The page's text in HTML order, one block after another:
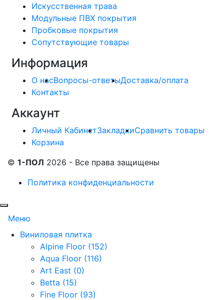
Искусственная трава
Модульные ПВХ покрытия
Пробковые покрытия
Сопутствующие товары
Информация
О насВопросы-ответыДоставка/оплата
Контакты
Аккаунт
Личный КабинетЗакладкиСравнить товары
Корзина
© 1-ПОЛ 2026 - Все права защищены
Политика конфиденциальности
Меню
Виниловая плитка
Alpine Floor (152)
Aqua Floor (116)
Art East (0)
Betta (15)
Fine Floor (93)